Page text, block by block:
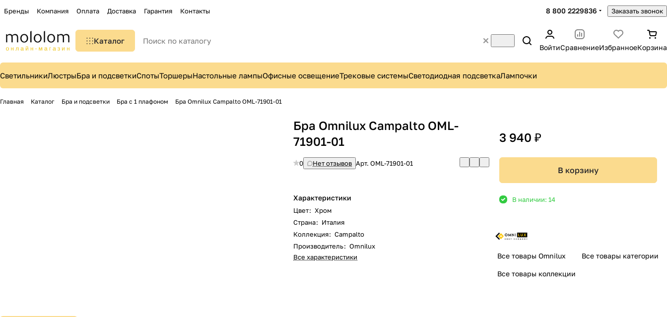
Бренды Компания Оплата Доставка Гарантия Контакты 8 800 2229836 Заказать звонок
Каталог
ВойтиСравнениеИзбранноеКорзина
СветильникиЛюстрыБра и подсветкиСпотыТоршерыНастольные лампыОфисные освещениеТрековые системыСветодиодная подсветкаЛампочки
Главная Каталог Бра и подсветки Бра с 1 плафоном Бра Omnilux Campalto OML-71901-01
Бра Omnilux Campalto OML-
71901-01
0 Нет отзывов Арт.OML-71901-01
Характеристики
Цвет: Хром
Страна: Италия
Коллекция: Campalto
Производитель: Omnilux
Все характеристики
3 940 ₽
В корзину
В наличии: 14
Все товары Omnilux Все товары категории
Все товары коллекции